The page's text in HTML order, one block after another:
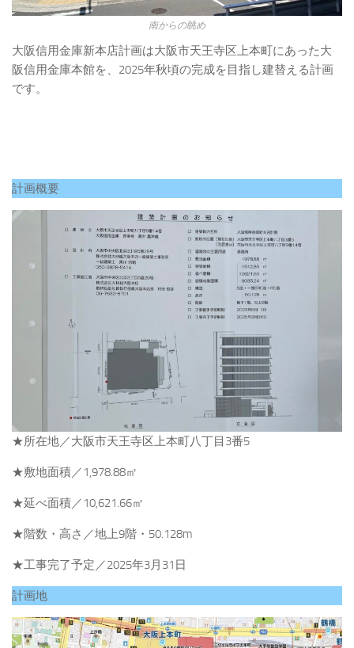
南からの眺め
大阪信用金庫新本店計画は大阪市天王寺区上本町にあった大
阪信用金庫本館を、2025年秋頃の完成を目指し建替える計画
です。
計画概要
★所在地／大阪市天王寺区上本町八丁目3番5
★敷地面積／1,978.88㎡
★延べ面積／10,621.66㎡
★階数・高さ／地上9階・50.128m
★工事完了予定／2025年3月31日
計画地